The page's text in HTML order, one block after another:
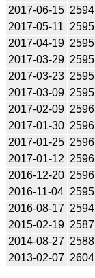
2017-06-15 2594
2017-05-11
2595
2017-04-19 2595
2017-03-29 2595
2017-03-23 2595
2017-03-09 2595
2017-02-09 2596
2017-01-30 2596
2017-01-25 2596
2017-01-12 2596
2016-12-20 2596
2016-11-04 2595
2016-08-17 2594
2015-02-19 2587
2014-08-27 2588
2013-02-07 2604